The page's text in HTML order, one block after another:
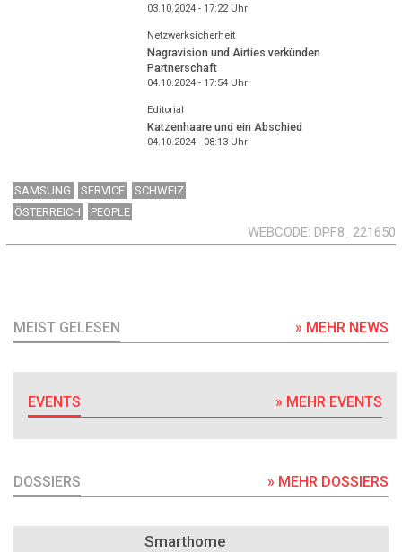
03.10.2024 - 17:22Uhr
Netzwerksicherheit
Nagravision und Airties verkünden
Partnerschaft
04.10.2024 - 17:54Uhr
Editorial
Katzenhaare und ein Abschied
04.10.2024 - 08:13Uhr
SAMSUNG SERVICE
SCHWEIZ
ÖSTERREICH
PEOPLE
WEBCODE DPF8_221650
MEIST GELESEN » MEHR NEWS
EVENTS » MEHR EVENTS
DOSSIERS » MEHR DOSSIERS
Smarthome